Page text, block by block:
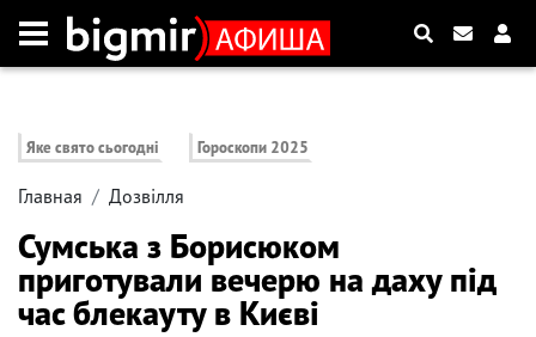
Яке свято сьогодні Гороскопи 2025
Главная Дозвілля
Сумська з Борисюком
приготували вечерю на даху під
час блекауту в Києві